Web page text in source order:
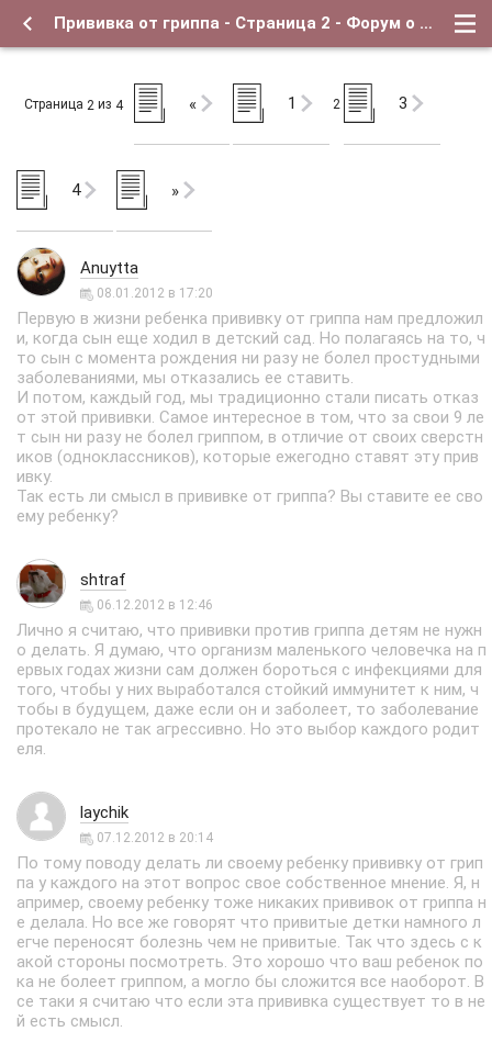
Прививка от гриппа - Страница 2 - Форум о детях и для их родителей
Страница 2 из 4 « 1 2 3
4 »
Anuytta
08.01.2012 в 17:20
Первую в жизни ребенка прививку от гриппа нам предложил
и, когда сын еще ходил в детский сад. Но полагаясь на то, ч
то сын с момента рождения ни разу не болел простудными
заболеваниями, мы отказались ее ставить.
И потом, каждый год, мы традиционно стали писать отказ
от этой прививки. Самое интересное в том, что за свои 9 ле
т сын ни разу не болел гриппом, в отличие от своих сверстн
иков (одноклассников), которые ежегодно ставят эту прив
ивку.
Так есть ли смысл в прививке от гриппа? Вы ставите ее сво
ему ребенку?
shtraf
06.12.2012 в 12:46
Лично я считаю, что прививки против гриппа детям не нужн
о делать. Я думаю, что организм маленького человечка на п
ервых годах жизни сам должен бороться с инфекциями для
того, чтобы у них выработался стойкий иммунитет к ним, ч
тобы в будущем, даже если он и заболеет, то заболевание
протекало не так агрессивно. Но это выбор каждого родит
еля.
laychik
07.12.2012 в 20:14
По тому поводу делать ли своему ребенку прививку от грип
па у каждого на этот вопрос свое собственное мнение. Я, н
апример, своему ребенку тоже никаких прививок от гриппа н
е делала. Но все же говорят что привитые детки намного л
егче переносят болезнь чем не привитые. Так что здесь с к
акой стороны посмотреть. Это хорошо что ваш ребенок по
ка не болеет гриппом, а могло бы сложится все наоборот. В
се таки я считаю что если эта прививка существует то в не
й есть смысл.